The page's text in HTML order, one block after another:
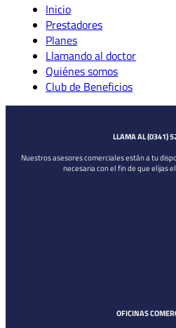
Inicio
Prestadores
Planes
Llamando al doctor
Quiénes somos
Club de Beneficios
LLAMA AL (0341)
Nuestros asesores comerciales están a tu
necesaria con el fin de que elijas
OFICINAS